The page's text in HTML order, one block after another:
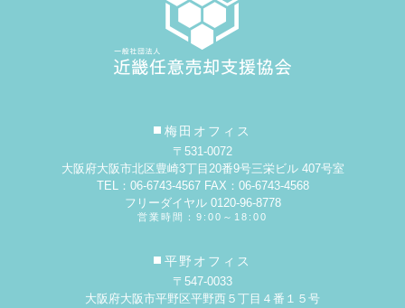
梅田オフィス
〒531-0072
大阪府大阪市北区豊崎3丁目20番9号三栄ビル 407号室
TEL：06-6743-4567 FAX：06-6743-4568
フリーダイヤル 0120-96-8778
営業時間：9:00～18:00
平野オフィス
〒547-0033
大阪府大阪市平野区平野西５丁目４番１５号